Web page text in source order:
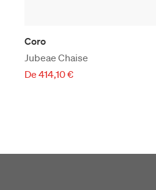
Coro
Jubeae Chaise
De 414,10 €